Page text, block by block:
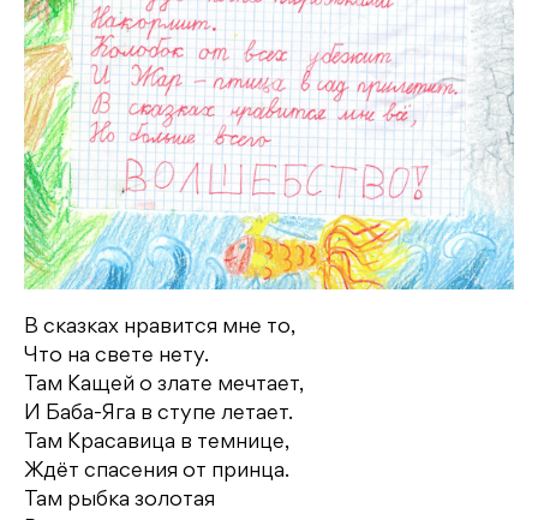
В сказках нравится мне то,
Что на свете нету.
Там Кащей о злате мечтает,
И Баба-Яга в ступе летает.
Там Красавица в темнице,
Ждёт спасения от принца.
Там рыбка золотая